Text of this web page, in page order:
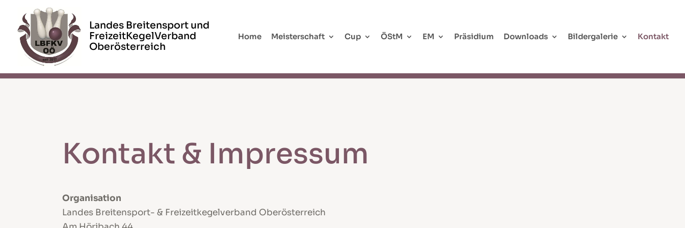
Home Meisterschaft Cup ÖStM EM Präsidium Downloads Bildergalerie Kontakt
Kontakt & Impressum
Organisation
Landes Breitensport- & Freizeitkegelverband Oberösterreich